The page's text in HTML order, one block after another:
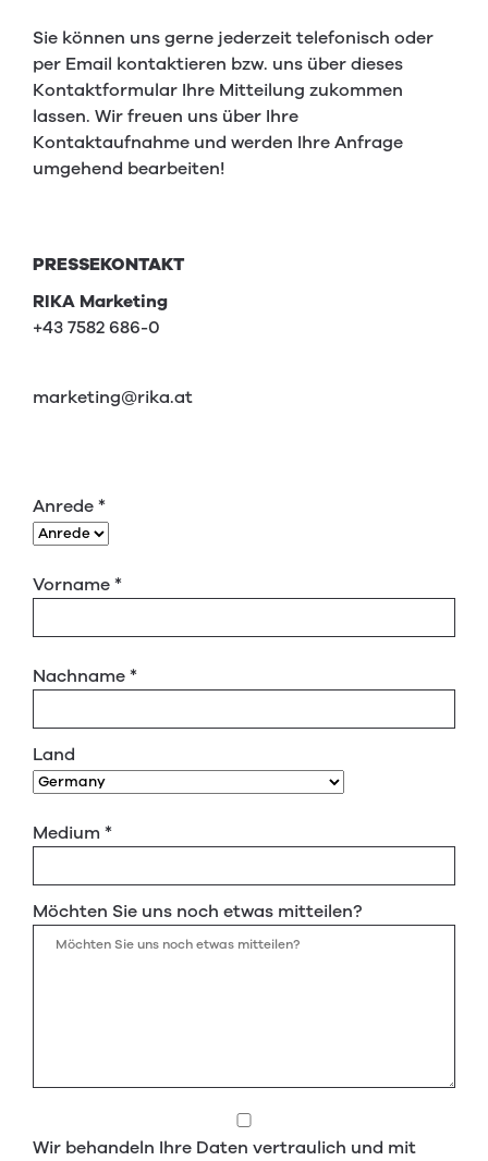
Sie können uns gerne jederzeit telefonisch oder
per Email kontaktieren bzw. uns über dieses
Kontaktformular Ihre Mitteilung zukommen
lassen. Wir freuen uns über Ihre
Kontaktaufnahme und werden Ihre Anfrage
umgehend bearbeiten!
PRESSEKONTAKT
RIKA Marketing
+43 7582 686-0
marketing@rika.at
Anrede*
Vorname*
Nachname*
Land
Medium *
Möchten Sie uns noch etwas mitteilen?
Wir behandeln Ihre Daten vertraulich und mit